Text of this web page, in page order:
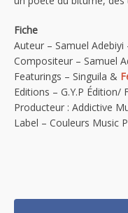
Fiche
Auteur – Samuel
Compositeur – Samuel
Featurings – Singuila &
Editions – G.Y.P Édition/
Producteur : Addictive
Label – Couleurs Music